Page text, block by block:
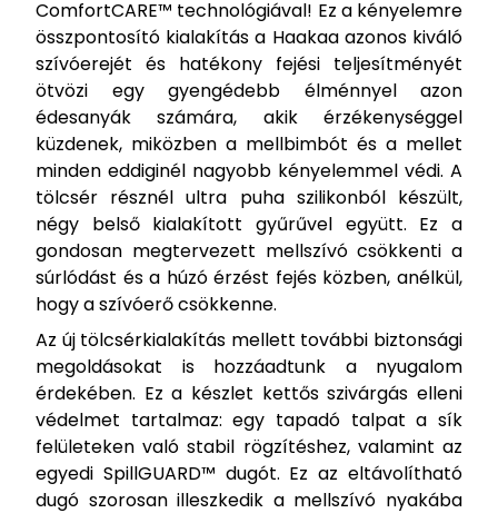
ComfortCARE™ technológiával! Ez a kényelemre
összpontosító kialakítás a Haakaa azonos kiváló
szívóerejét és hatékony fejési teljesítményét
ötvözi egy gyengédebb élménnyel azon
édesanyák számára, akik érzékenységgel
küzdenek, miközben a mellbimbót és a mellet
minden eddiginél nagyobb kényelemmel védi. A
tölcsér résznél ultra puha szilikonból készült,
négy belső kialakított gyűrűvel együtt. Ez a
gondosan megtervezett mellszívó csökkenti a
súrlódást és a húzó érzést fejés közben, anélkül,
hogy a szívóerő csökkenne.
Az új tölcsérkialakítás mellett további biztonsági
megoldásokat is hozzáadtunk a nyugalom
érdekében. Ez a készlet kettős szivárgás elleni
védelmet tartalmaz: egy tapadó talpat a sík
felületeken való stabil rögzítéshez, valamint az
egyedi SpillGUARD™ dugót. Ez az eltávolítható
dugó szorosan illeszkedik a mellszívó nyakába